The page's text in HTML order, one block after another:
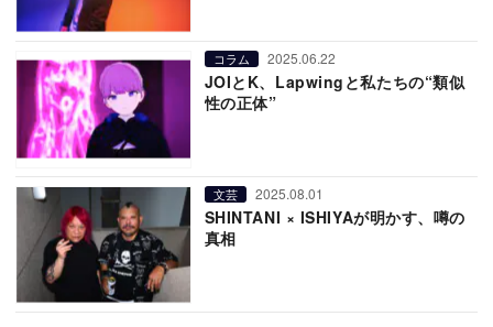
コラム 2025.06.22
JOIとK、Lapwingと私たちの“類似
性の正体”
文芸 2025.08.01
SHINTANI × ISHIYAが明かす、噂の
真相